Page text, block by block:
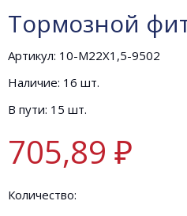
Тормозной
Артикул: 10-М22Х1,5-9502
Наличие: 16 шт.
В пути: 15 шт.
705,89 ₽
Количество: